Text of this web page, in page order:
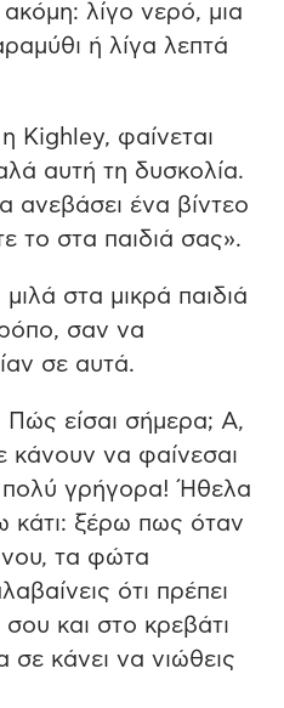
λίγο νερό, μια
ή λίγα λεπτά
Kighley, φαίνεται
αυτή τη δυσκολία.
ανεβάσει ένα βίντεο
το στα παιδιά σας».
στα μικρά παιδιά
σαν να
σε αυτά.
Πώς είσαι σήμερα; Α,
κάνουν να φαίνεσαι
πολύ γρήγορα! Ήθελα
κάτι: ξέρω πως όταν
τα φώτα
ότι πρέπει
και στο κρεβάτι
σε κάνει να νιώθεις